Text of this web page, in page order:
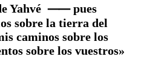
Yahvé ⸺ pues
sobre la tierra del
caminos sobre los
sobre los vuestros»